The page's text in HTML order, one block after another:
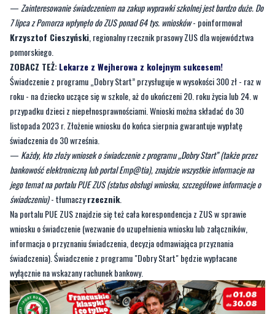
pomorskiego.
ZOBACZ TEŻ:Lekarze z Wejherowa z kolejnym sukcesem!
Świadczenie z programu „Dobry Start” przysługuje w wysokości 300 zł - raz w
roku - na dziecko uczące się w szkole, aż do ukończeni 20. roku życia lub 24. w
przypadku dzieci z niepełnosprawnościami. Wnioski można składać do 30
listopada 2023 r. Złożenie wniosku do końca sierpnia gwarantuje wypłatę
świadczenia do 30 września.
—Każdy, kto złoży wniosek o świadczenie z programu „Dobry Start” (także przez
bankowość elektroniczną lub portal Emp@tia), znajdzie wszystkie informacje na
jego temat na portalu PUE ZUS (status obsługi wniosku, szczegółowe informacje o
świadczeniu)- tłumaczyrzecznik.
Na portalu PUE ZUS znajdzie się też cała korespondencja z ZUS w sprawie
wniosku o świadczenie (wezwanie do uzupełnienia wniosku lub załączników,
informacja o przyznaniu świadczenia, decyzja odmawiająca przyznania
świadczenia). Świadczenie z programu "Dobry Start" będzie wypłacane
wyłącznie na wskazany rachunek bankowy.